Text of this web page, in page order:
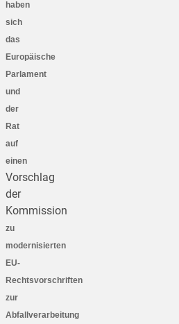
haben
sich
das
Europäische
Parlament
und
der
Rat
auf
einen
Vorschlag
der
Kommission
zu
modernisierten
EU-
Rechtsvorschriften
zur
Abfallverarbeitung